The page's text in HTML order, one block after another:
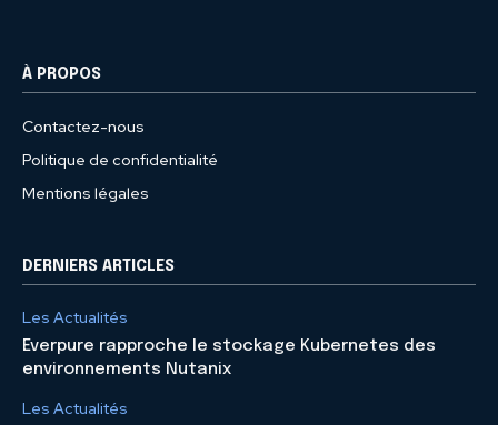
À PROPOS
Contactez-nous
Politique de confidentialité
Mentions légales
DERNIERS ARTICLES
Les Actualités
Everpure rapproche le stockage Kubernetes des
environnements Nutanix
Les Actualités